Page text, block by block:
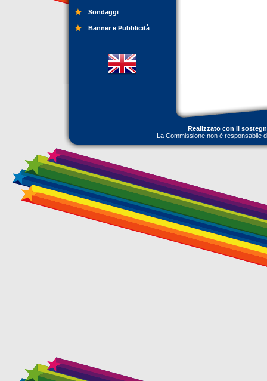
Sondaggi
Banner e Pubblicità
Realizzato con il
La Commissione non è responsabile